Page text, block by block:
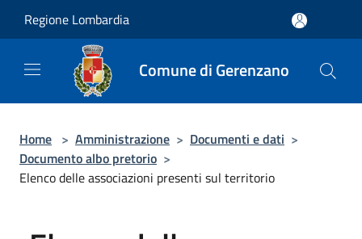
Regione Lombardia
Comune di Gerenzano
Home > Amministrazione > Documenti e dati >
Documento albo pretorio >
Elenco delle associazioni presenti sul territorio